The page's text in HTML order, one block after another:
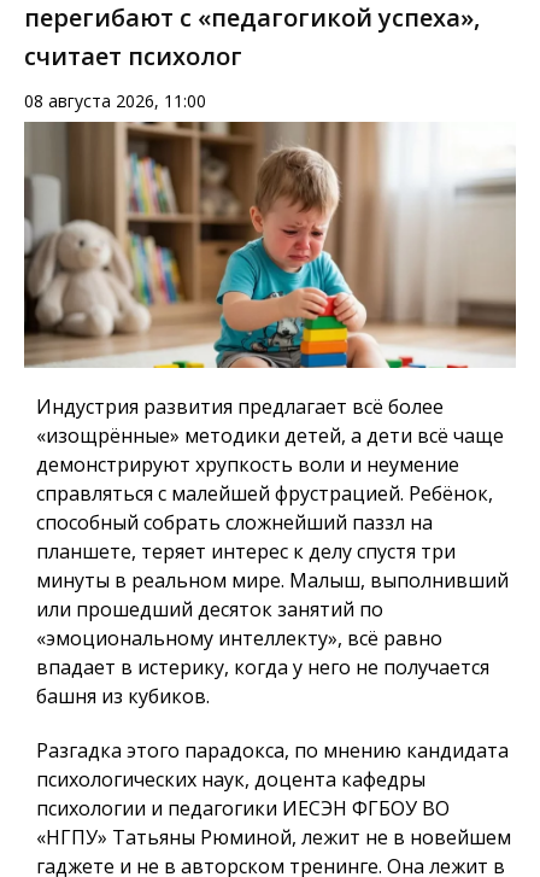
перегибают с «педагогикой успеха»,
считает психолог
08 августа 2026, 11:00
Индустрия развития предлагает всё более
«изощрённые» методики детей, а дети всё чаще
демонстрируют хрупкость воли и неумение
справляться с малейшей фрустрацией. Ребёнок,
способный собрать сложнейший паззл на
планшете, теряет интерес к делу спустя три
минуты в реальном мире. Малыш, выполнивший
или прошедший десяток занятий по
«эмоциональному интеллекту», всё равно
впадает в истерику, когда у него не получается
башня из кубиков.
Разгадка этого парадокса, по мнению кандидата
психологических наук, доцента кафедры
психологии и педагогики ИЕСЭН ФГБОУ ВО
«НГПУ» Татьяны Рюминой, лежит не в новейшем
гаджете и не в авторском тренинге. Она лежит в